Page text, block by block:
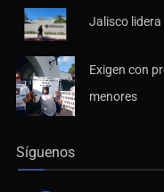
Jalisco lidera
Exigen con
menores
Síguenos